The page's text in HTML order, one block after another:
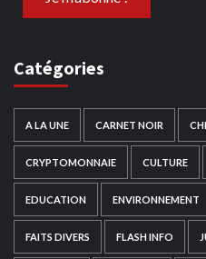
Catégories
A LA UNE CARNET NOIR
CRYPTOMONNAIE CULTURE
EDUCATION ENVIRONNEMENT
FAITS DIVERS FLASH INFO